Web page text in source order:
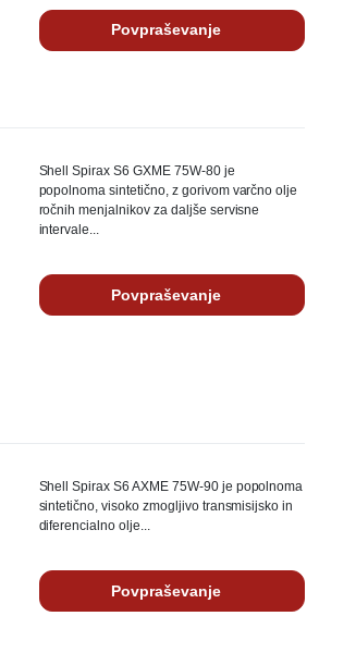
Povpraševanje
Shell Spirax S6 GXME 75W-80 je
popolnoma sintetično, z gorivom varčno olje
ročnih menjalnikov za daljše servisne
intervale...
Povpraševanje
Shell Spirax S6 AXME 75W-90 je popolnoma
sintetično, visoko zmogljivo transmisijsko in
diferencialno olje...
Povpraševanje